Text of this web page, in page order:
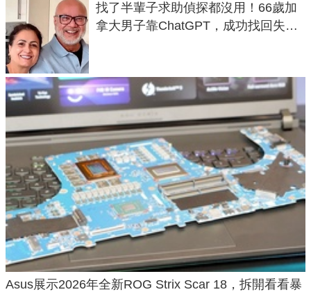
找了半輩子求助偵探都沒用！66歲加
拿大男子靠ChatGPT，成功找回失散
Asus展示2026年全新ROG Strix Scar 18，拆開看看暴